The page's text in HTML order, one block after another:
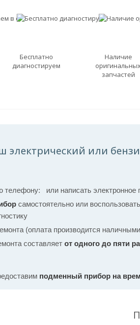
Бесплатно
диагностируем
Наличие
запчастей
электрический или
телефону:
или написать электронное
самостоятельно или
(оплата производится
составляет от одного до пяти
подменный прибор на